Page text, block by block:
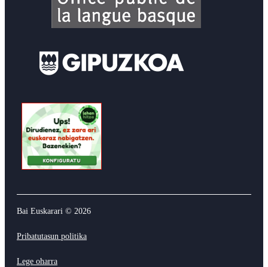
Bai Euskarari © 2026
Pribatutasun politika
Lege oharra